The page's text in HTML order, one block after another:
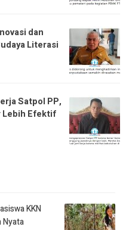
dan
Literasi
Satpol PP,
Lebih Efektif
KKN
Nyata